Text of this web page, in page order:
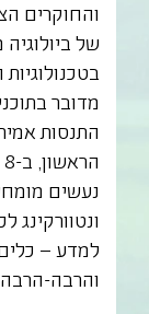
והחוקרים
של ביולוגיה
מדובר
התנסות
נעשים
ונטוורקינג
למדע –
והרבה-